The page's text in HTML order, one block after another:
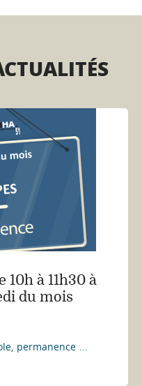
10h à 11h30 à
du mois
permanence ...